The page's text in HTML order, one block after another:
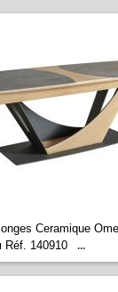
Ceramique
Réf. 140910 ...